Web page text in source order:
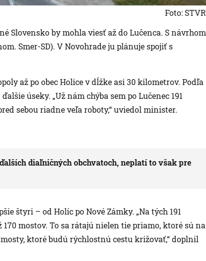
Foto: STVR
Slovensko by mohla viesť až do Lučenca. S návrhom
Smer-SD). V Novohrade ju plánuje spojiť s
až po obec Holice v dĺžke asi 30 kilometrov. Podľa
úseky. „Už nám chýba sem po Lučenec 191
sebou riadne veľa roboty,“ uviedol minister.
diaľničných obchvatoch, neplatí to však pre
štyri – od Holíc po Nové Zámky. „Na tých 191
mostov. To sa rátajú nielen tie priamo, ktoré sú na
ktoré budú rýchlostnú cestu križovať,“ doplnil